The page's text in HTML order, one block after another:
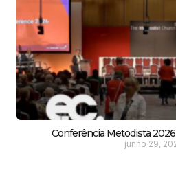
Conferência Metodista
junho 29,